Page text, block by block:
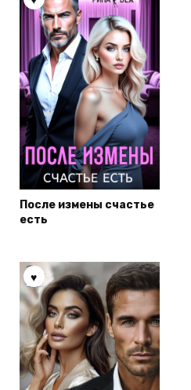
После измены счастье
есть